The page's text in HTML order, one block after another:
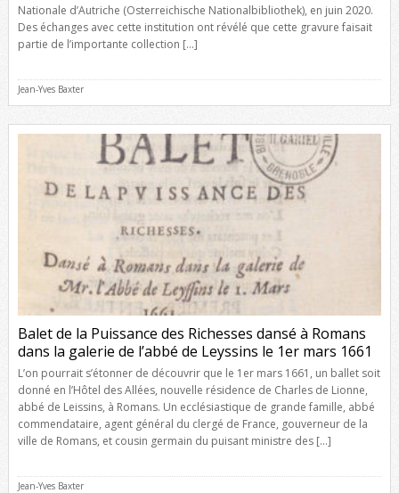
Nationale d’Autriche (Osterreichische Nationalbibliothek), en juin 2020.
Des échanges avec cette institution ont révélé que cette gravure faisait
partie de l’importante collection […]
Jean-Yves Baxter
Balet de la Puissance des Richesses dansé à Romans
dans la galerie de l’abbé de Leyssins le 1er mars 1661
L’on pourrait s’étonner de découvrir que le 1er mars 1661, un ballet soit
donné en l’Hôtel des Allées, nouvelle résidence de Charles de Lionne,
abbé de Leissins, à Romans. Un ecclésiastique de grande famille, abbé
commendataire, agent général du clergé de France, gouverneur de la
ville de Romans, et cousin germain du puisant ministre des […]
Jean-Yves Baxter